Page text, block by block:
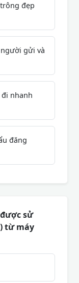
đẹp
gửi và
nhanh
đăng
sử
từ máy